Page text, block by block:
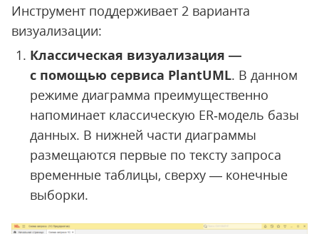
Инструмент поддерживает 2 варианта
визуализации:
Классическая визуализация —
с помощью сервиса PlantUML. В данном
режиме диаграмма преимущественно
напоминает классическую ER‑модель базы
данных. В нижней части диаграммы
размещаются первые по тексту запроса
временные таблицы, сверху — конечные
выборки.